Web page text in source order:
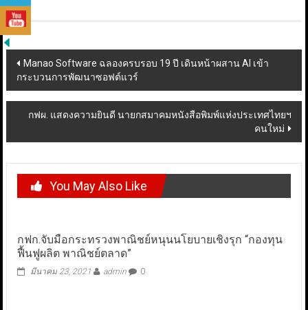
Post
navigation
Manao Software ฉลองครบรอบ 19 ปี เดินหน้าผสาน AI เข้า
กระบวนการพัฒนาซอฟต์แวร์
กฟผ. แสดงความยินดี นายกสมาคมหนังสือพิมพ์แห่งประเทศไทยฯ
คนใหม่
You May Also Like
กฟก.จับมือกระทรวงพาณิชย์หนุนนโยบายเชิงรุก “กองทุน
ฟื้นฟูผลิต พาณิชย์ตลาด”
มีนาคม 23, 2021 admin 0